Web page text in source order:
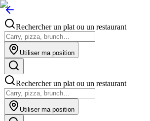
Rechercher un plat ou un restaurant
Utiliser ma position
Rechercher un plat ou un restaurant
Utiliser ma position